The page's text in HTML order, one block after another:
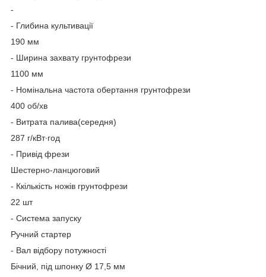
-
- Глибина культивації
190 мм
- Ширина захвату грунтофрези
1100 мм
- Номінальна частота обертання грунтофрези
400 об/хв
- Витрата палива(середня)
287 г/кВт∙год
- Привід фрези
Шестерно-ланцюговий
- Ккількість ножів грунтофрези
22 шт
- Система запуску
Ручний стартер
- Вал відбору потужності
Бічний, під шпонку Ø 17,5 мм